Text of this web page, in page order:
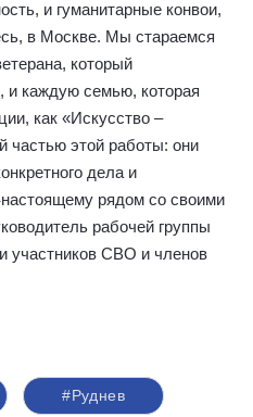
и гуманитарные конвои,
в Москве. Мы стараемся
который
каждую семью, которая
как «Искусство –
частью этой работы: они
дела и
настоящему рядом со своими
рабочей группы
участников СВО и членов
#Руднев